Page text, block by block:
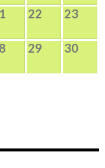
22 23
29 30